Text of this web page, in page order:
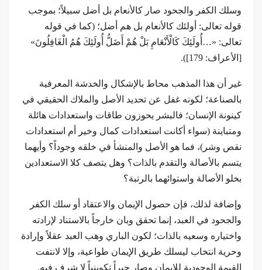
وسلك الكفر والجحود صار كالأنعام بل أضل سبيلاً؛ بموجب
قوله تعالى: أولئك كالأنعام بل هم أضل؛ (كما في قوله
تعالى: «…أُولَئِكَ كَالْأَنْعَامِ بَلْ هُمْ أَضَلُّ أُولَئِكَ هُمُ الْغَافِلُونَ»
[الأعراف: 179]).
غير أن هذا المذهب محاط بالإشكال والخدشة المعرفية
بالصناعة؛ لكونه غفل عن تحديد الأصل والملاك الحقيقي في
كينونة الإنسان؛ فالبشر يحوزون طاقات واستعدادات هائلة
ومتباينة (سواء أكانت استعدادات كمال وخير أم استعدادات
نقص وشر)، فما هو الأصل والمنشأ في خلقه وجوداً؟ وأيهما
يتسم بالأصالة والتقدم بالذات؟ وهل يتصف كلا الاستعدادين
بخلو الأصالة واستوائهما بالرتبة؟
وإضافة لذلك، فإن حصول الإيمان والاعتقاد أو سلك الكفر
والجحود في العبد، إنما تحقق وبان خارجاً بالاستناد لإرادته
واختياره وسعيه بالذات؛ لكون الباري وهب العبد عقلاً وإرادة
وحرية انتخاب ليسلك طريق الإيمان طواعية، وإلا لانتفت
القيمة الوجودية للإيمان وصار جبراً تكوينياً لا شرف فيه.